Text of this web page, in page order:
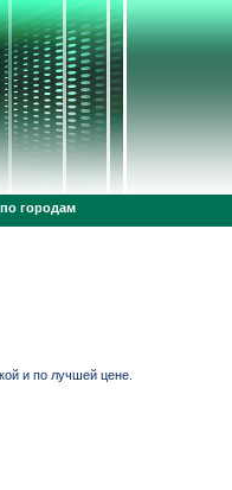
городам
и по лучшей цене.